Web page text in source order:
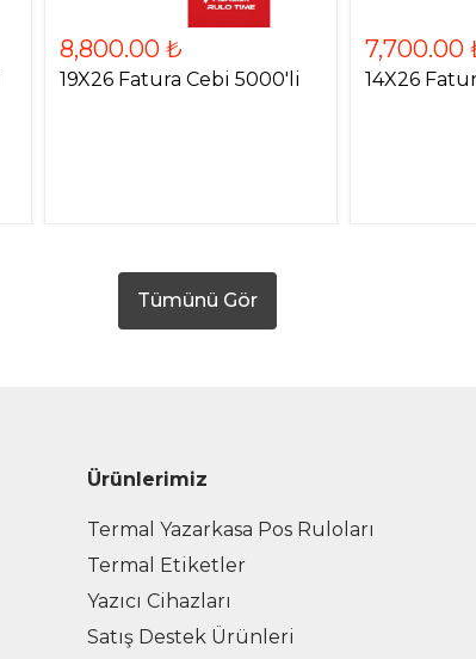
8,800.00 ₺
19X26 Fatura Cebi 5000'li
7,700.00
14X26
Tümünü Gör
Ürünlerimiz
Termal Yazarkasa Pos Ruloları
Termal Etiketler
Yazıcı Cihazları
Satış Destek Ürünleri